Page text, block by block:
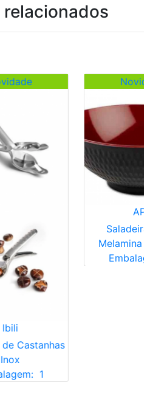
1
Novidade
APS
Saladeira
Melamina Asia
Embalagem: